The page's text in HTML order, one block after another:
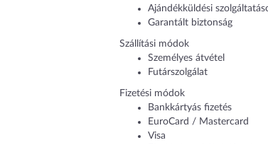
Ajándékküldési
Garantált biztonság
Szállítási módok
Személyes átvétel
Futárszolgálat
Fizetési módok
Bankkártyás fizetés
EuroCard / Mastercard
Visa